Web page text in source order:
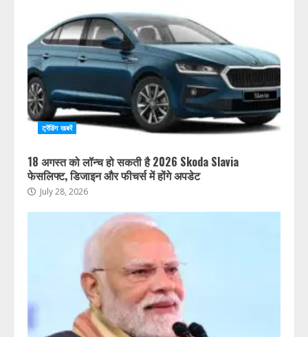
ट्रेंडिंग खबरें
18 अगस्त को लॉन्च हो सकती है 2026 Skoda Slavia
फेसलिफ्ट, डिजाइन और फीचर्स में होंगे अपडेट
July 28, 2026